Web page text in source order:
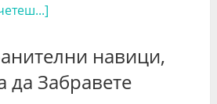
навици,
да Забравете